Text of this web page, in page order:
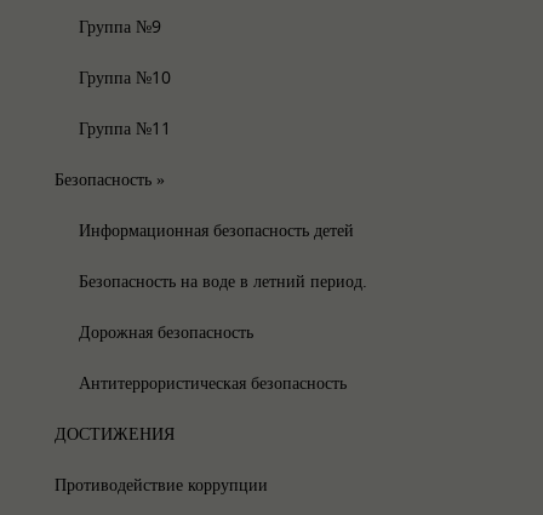
Группа №9
Группа №10
Группа №11
Безопасность»
Информационная безопасность детей
Безопасность на воде в летний период.
Дорожная безопасность
Антитеррористическая безопасность
ДОСТИЖЕНИЯ
Противодействие коррупции